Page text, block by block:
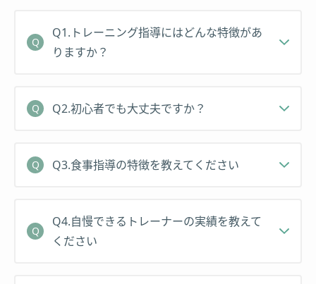
2011年 SNS のプロフィール画像をキッカケにスカ
ウトされ、モデル活動スタート
2014年 単身渡米したNYでモデルにスカウトされ、
2015年 パーソナルトレーニングジム Bodyke を創
設
オンラインで海外のお客様をサポート
「サンクチュアリ出版」からの依頼でトークショー
体が変われば人生が変わります。楽しく長続きする
ボディメイクで理想の自分を手に入れましょう！
カナダのAbercrombie&Fitchでモデルとして活動。
る。
Q1.トレーニング指導にはどんな特徴があ
りますか？
Q2.初心者でも大丈夫ですか？
Q3.食事指導の特徴を教えてください
Q4.自慢できるトレーナーの実績を教えて
ください